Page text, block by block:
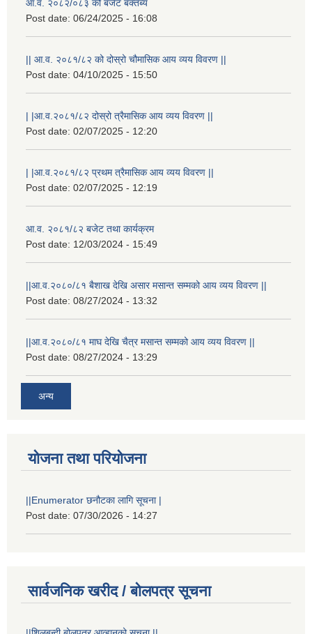
आ.व. २०८२/०८३ को बजेट बक्तब्य
Post date: 06/24/2025 - 16:08
|| आ.व. २०८१/८२ को दोस्रो चौमासिक आय व्यय विवरण ||
Post date: 04/10/2025 - 15:50
| |आ.व.२०८१/८२ दोस्रो त्रैमासिक आय व्यय विवरण ||
Post date: 02/07/2025 - 12:20
| |आ.व.२०८१/८२ प्रथम त्रैमासिक आय व्यय विवरण ||
Post date: 02/07/2025 - 12:19
आ.व. २०८१/८२ बजेट तथा कार्यक्रम
Post date: 12/03/2024 - 15:49
||आ.व.२०८०/८१ बैशाख देखि असार मसान्त सम्मको आय व्यय विवरण ||
Post date: 08/27/2024 - 13:32
||आ.व.२०८०/८१ माघ देखि चैत्र मसान्त सम्मको आय व्यय विवरण ||
Post date: 08/27/2024 - 13:29
अन्य
योजना तथा परियोजना
||Enumerator छनौटका लागि सूचना |
Post date: 07/30/2026 - 14:27
सार्वजनिक खरीद / बोलपत्र सूचना